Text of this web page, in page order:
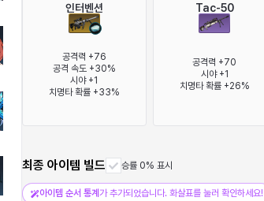
인터벤션
공격력 +76
공격 속도 +30%
시야 +1
치명타 확률 +33%
Tac-50
공격력 +70
시야 +1
치명타 확률 +26%
최종 아이템 빌드 승률 0% 표시
아이템 순서 통계 가 추가되었습니다. 화살표를 눌러 확인하세요!